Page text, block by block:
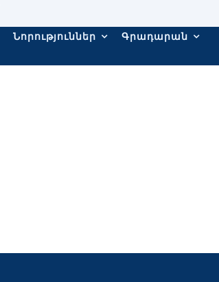
Նորություններ
Գրադարան